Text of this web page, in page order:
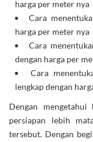
harga per meter nya
Cara
harga per meter nya
Cara
dengan harga per
Cara
lengkap dengan
Dengan
persiapan lebih
tersebut. Dengan